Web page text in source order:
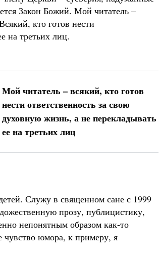
Закон Божий. Мой читатель –
кто готов нести
на третьих лиц.
Мой читатель – всякий, кто готов
нести ответственность за свою
духовную жизнь, а не перекладывать
ее на третьих лиц
Служу в священном сане с 1999
прозу, публицистику,
непонятным образом как-то
чувство юмора, к примеру, я